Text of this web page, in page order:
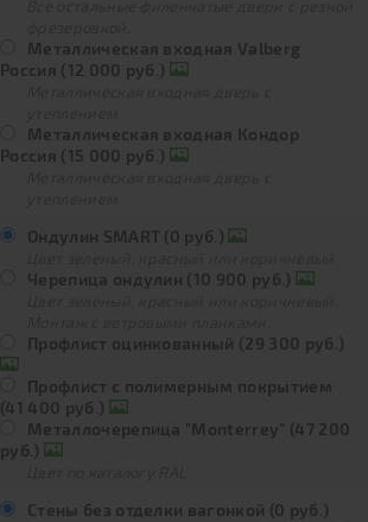
Металлическая входная Valberg
Россия (12 000 руб.)
Металлическая входная Кондор
Россия (15 000 руб.)
Ондулин SMART (0 руб.)
Черепица ондулин (10 900 руб.)
Профлист оцинкованный (29 300 руб.)
Профлист с полимерным покрытием
(41 400 руб.)
Металлочерепица "Monterrey" (47 200
руб.)
Стены без отделки вагонкой (0 руб.)